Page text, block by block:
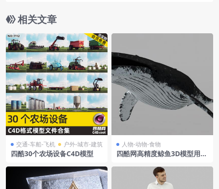
相关文章
交通-车船-飞机 户外-城市-建筑
四酷30个农场设备C4D模型
人物-动物-食物
四酷网高精度鲸鱼3D模型用于